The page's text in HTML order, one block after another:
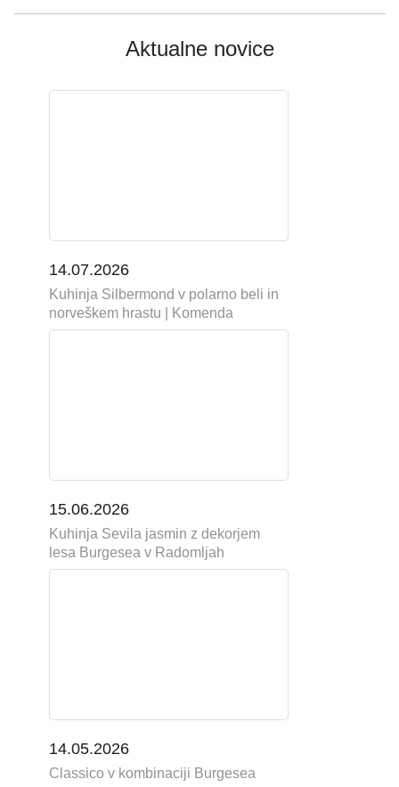
Aktualne novice
14.07.2026
Kuhinja Silbermond v polarno beli in
norveškem hrastu | Komenda
15.06.2026
Kuhinja Sevila jasmin z dekorjem
lesa Burgesea v Radomljah
14.05.2026
Classico v kombinaciji Burgesea